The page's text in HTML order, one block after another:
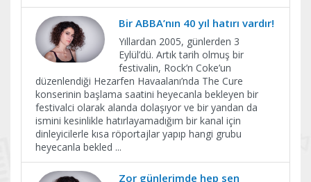
Bir ABBA’nın 40 yıl hatırı vardır!
Yıllardan 2005, günlerden 3
Eylül’dü. Artık tarih olmuş bir
festivalin, Rock’n Coke’un
düzenlendiği Hezarfen Havaalanı’nda The Cure
konserinin başlama saatini heyecanla bekleyen bir
festivalci olarak alanda dolaşıyor ve bir yandan da
ismini kesinlikle hatırlayamadığım bir kanal için
dinleyicilerle kısa röportajlar yapıp hangi grubu
heyecanla bekled ...
Zor günlerimde hep sen